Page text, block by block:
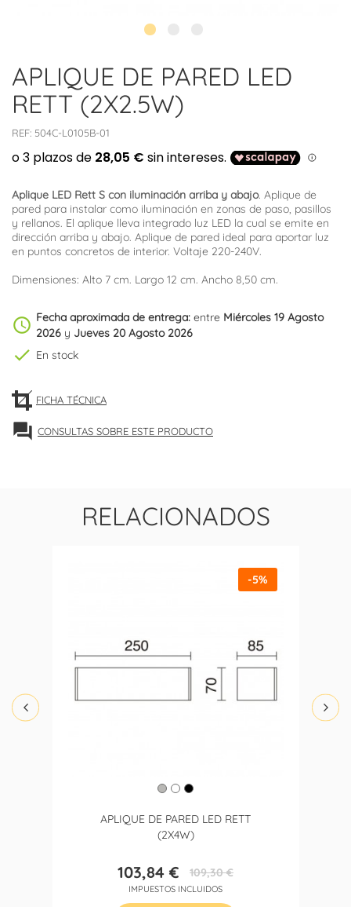
APLIQUE DE PARED LED
RETT (2X2.5W)
REF: 504C-L0105B-01
Aplique LED Rett S con iluminación arriba y abajo. Aplique de
pared para instalar como iluminación en zonas de paso, pasillos
y rellanos. El aplique lleva integrado luz LED la cual se emite en
dirección arriba y abajo. Aplique de pared ideal para aportar luz
en puntos concretos de interior. Voltaje 220-240V.
Dimensiones: Alto 7 cm. Largo 12 cm. Ancho 8,50 cm.
schedule Fecha aproximada de entrega: entre Miércoles 19 Agosto
2026 y Jueves 20 Agosto 2026
check En stock
FICHA TÉCNICA
forum CONSULTAS SOBRE ESTE PRODUCTO
RELACIONADOS
APLIQUE DE PARED LED RETT
(2X4W)
Precio
103,84 €Precio
base
109,30 €
IMPUESTOS INCLUIDOS
-5%